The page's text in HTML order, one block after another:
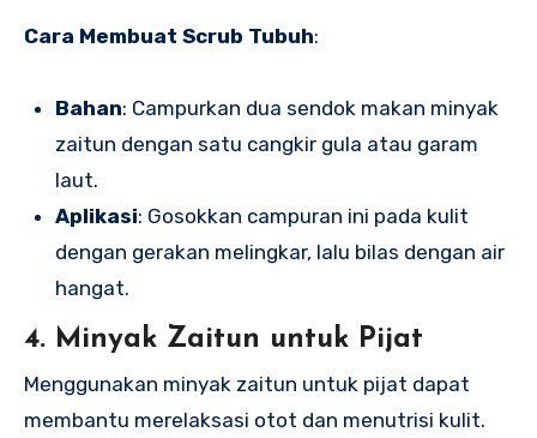
Cara Membuat Scrub Tubuh:
Bahan: Campurkan dua sendok makan minyak
zaitun dengan satu cangkir gula atau garam
laut.
Aplikasi: Gosokkan campuran ini pada kulit
dengan gerakan melingkar, lalu bilas dengan air
hangat.
4. Minyak Zaitun untuk Pijat
Menggunakan minyak zaitun untuk pijat dapat
membantu merelaksasi otot dan menutrisi kulit.